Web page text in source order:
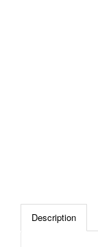
Description